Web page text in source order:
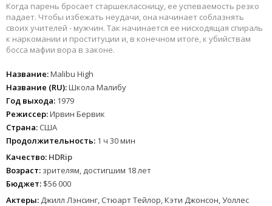
Когда парень бросает старшеклассницу, ее успеваемость резко
падает. Чтобы избежать неудачи, она начинает соблазнять
своих учителей - мужчин. Так начинается ее нисходящая спираль
к наркомании и проституции и, в конечном итоге, к убийствам
босса мафии вора в законе.
Название:Malibu High
Название (RU):Школа Малибу
Год выхода: 1979
Режиссер:Ирвин Бервик
Страна: США
Продолжительность: 1 ч 30 мин
Качество: HDRip
Возраст: зрителям, достигшим 18 лет
Бюджет: $56 000
Актеры: Джилл Лэнсинг, Стюарт Тейлор, Кэти Джонсон, Уоллес